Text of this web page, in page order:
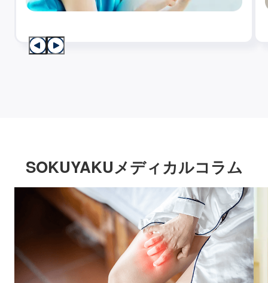
SOKUYAKUメディカルコラム